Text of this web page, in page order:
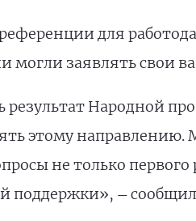
для
могли заявлять свои
результат Народной
этому
не только
поддержки», —